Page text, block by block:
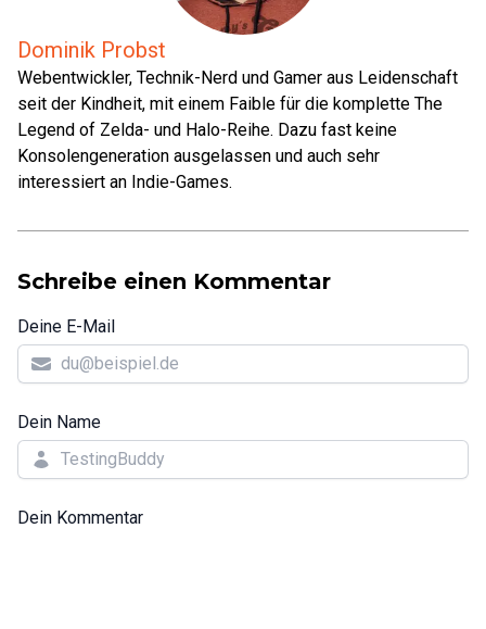
Dominik Probst
Webentwickler, Technik-Nerd und Gamer aus Leidenschaft
seit der Kindheit, mit einem Faible für die komplette The
Legend of Zelda- und Halo-Reihe. Dazu fast keine
Konsolengeneration ausgelassen und auch sehr
interessiert an Indie-Games.
Schreibe einen Kommentar
Deine E-Mail
Dein Name
Dein Kommentar